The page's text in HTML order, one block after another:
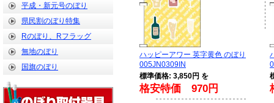
平成・新元号のぼり
県民割のぼり特集
Rのぼり、Rフラッグ
無地のぼり
国旗のぼり
ハッピーアワー 英字黄色 のぼり
005JN0309IN
標準価格: 3,850円 を
格安特価 970円